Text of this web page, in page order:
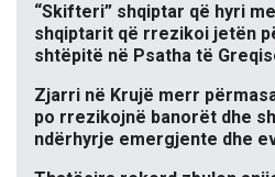
“Skifteri” shqiptar që hyri
shqiptarit që rrezikoi jetën
shtëpitë në Psatha të
Zjarri në Krujë merr
po rrezikojnë banorët dhe
ndërhyrje emergjente dhe